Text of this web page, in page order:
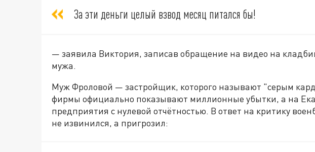
За эти деньги целый взвод месяц питался бы!
— заявила Виктория, записав обращение на видео на
мужа.
Муж Фроловой — застройщик, которого называют "серым
фирмы официально показывают миллионные убытки, а на
предприятия с нулевой отчётностью. В ответ на критику
не извинился, а пригрозил: